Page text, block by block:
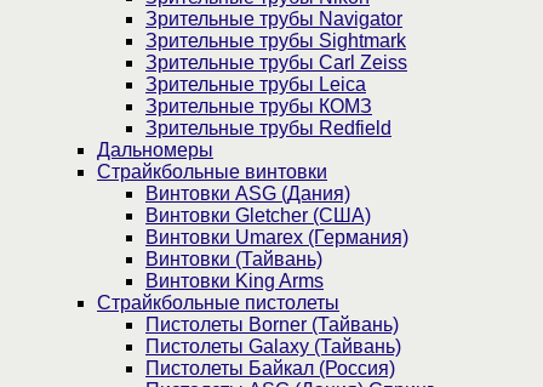
Зрительные трубы Navigator
Зрительные трубы Sightmark
Зрительные трубы Carl Zeiss
Зрительные трубы Leica
Зрительные трубы КОМЗ
Зрительные трубы Redfield
Дальномеры
Страйкбольные винтовки
Винтовки ASG (Дания)
Винтовки Gletcher (США)
Винтовки Umarex (Германия)
Винтовки (Тайвань)
Винтовки King Arms
Страйкбольные пистолеты
Пистолеты Borner (Тайвань)
Пистолеты Galaxy (Тайвань)
Пистолеты Байкал (Россия)